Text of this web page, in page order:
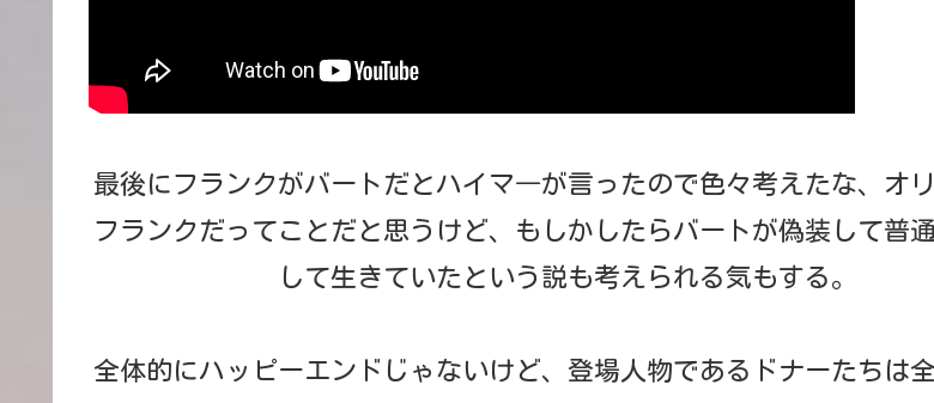
最後にフランクがバートだとハイマ―が言ったので色々考えたな、オ
フランクだってことだと思うけど、もしかしたらバートが偽装して普
して生きていたという説も考えられる気もする。
全体的にハッピーエンドじゃないけど、登場人物であるドナーたちは